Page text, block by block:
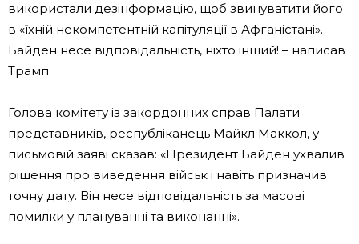
використали дезінформацію, щоб звинуватити його
в «їхній некомпетентній капітуляції в Афганістані».
Байден несе відповідальність, ніхто інший! – написав
Трамп.
Голова комітету із закордонних справ Палати
представників, республіканець Майкл Маккол, у
письмовій заяві сказав: «Президент Байден ухвалив
рішення про виведення військ і навіть призначив
точну дату. Він несе відповідальність за масові
помилки у плануванні та виконанні».